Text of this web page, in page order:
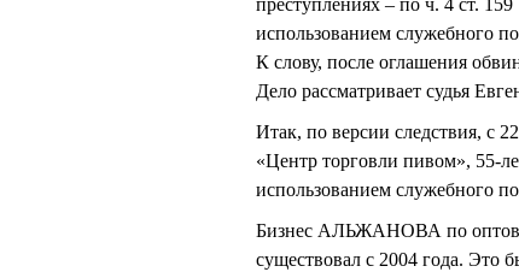
преступлениях – по ч. 4 ст.
использованием служебного
К слову, после оглашения
Дело рассматривает судья
Итак, по версии следствия, с
«Центр торговли пивом»,
использованием служебного
Бизнес АЛЬЖАНОВА по
существовал с 2004 года. Это